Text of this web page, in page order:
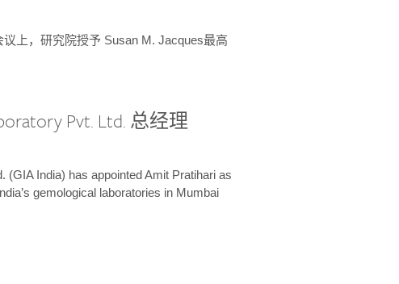
上，研究院授予 Susan M. Jacques最高
Pvt. Ltd. 总经理
(GIA India) has appointed Amit Pratihari as
gemological laboratories in Mumbai